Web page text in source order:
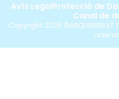
Copyright 2026 ©ARQUEBISBAT
Avís LegalProtecció de
Canal de